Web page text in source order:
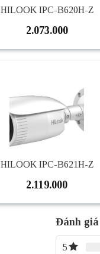
HILOOK IPC-B620H-Z
2.073.000
HILOOK IPC-B621H-Z
2.119.000
Đánh
5